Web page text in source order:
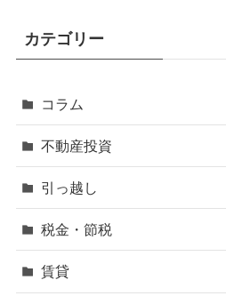
カテゴリー
コラム
不動産投資
引っ越し
税金・節税
賃貸